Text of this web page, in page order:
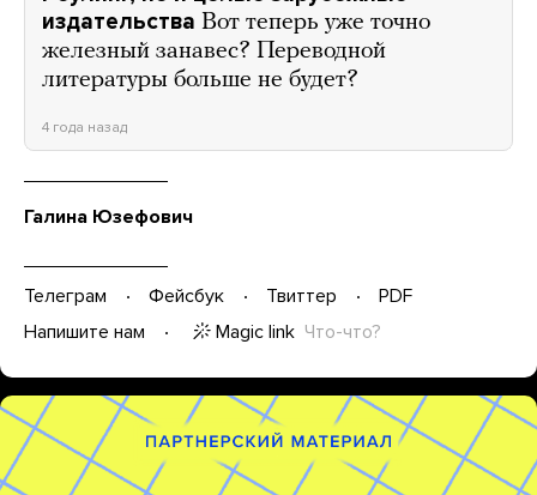
издательства Вот теперь уже точно
железный занавес? Переводной
литературы больше не будет?
4 года назад
Галина Юзефович
Телеграм Фейсбук Твиттер
PDF
Напишите нам
Magic link Что-что?